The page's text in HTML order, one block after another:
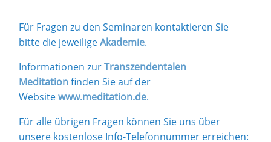
Für Fragen zu den Seminaren kontaktieren Sie
bitte die jeweiligeAkademie.
Informationen zurTranszendentalen
Meditationfinden Sie auf der
Websitewww.meditation.de.
Für alle übrigen Fragen können Sie uns über
unsere kostenlose Info-Telefonnummer erreichen: